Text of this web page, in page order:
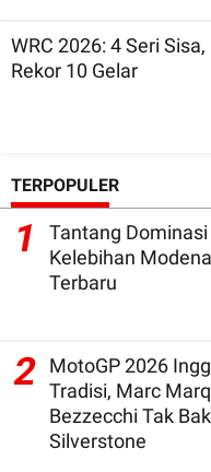
WRC 2026: 4 Seri
Rekor 10 Gelar
TERPOPULER
1
Tantang
Kelebihan
Terbaru
2
MotoGP 2026
Tradisi, Marc
Bezzecchi Tak
Silverstone